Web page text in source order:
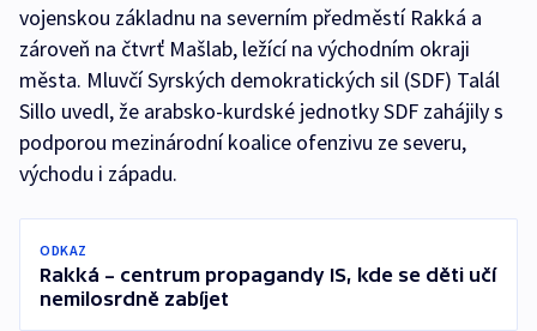
vojenskou základnu na severním předměstí Rakká a
zároveň na čtvrť Mašlab, ležící na východním okraji
města. Mluvčí Syrských demokratických sil (SDF) Talál
Sillo uvedl, že arabsko-kurdské jednotky SDF zahájily s
podporou mezinárodní koalice ofenzivu ze severu,
východu i západu.
ODKAZ
Rakká – centrum propagandy IS, kde se děti učí
nemilosrdně zabíjet